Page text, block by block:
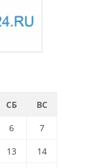
СБ
ВС
6
7
13
14